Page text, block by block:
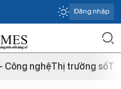
Đăng nhập
Công nghệThị trường số